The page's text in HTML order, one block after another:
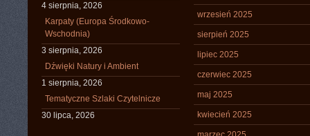
4 sierpnia, 2026
Karpaty (Europa Środkowo-
Wschodnia)
3 sierpnia, 2026
Dźwięki Natury i Ambient
1 sierpnia, 2026
Tematyczne Szlaki Czytelnicze
30 lipca, 2026
wrzesień 2025
sierpień 2025
lipiec 2025
czerwiec 2025
maj 2025
kwiecień 2025